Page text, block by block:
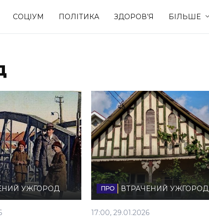
СОЦІУМ ПОЛІТИКА ЗДОРОВ’Я БІЛЬШЕ
УЖГОРОД ВТРАЧЕНИЙ УЖГОРОД
17:00, 29.01.2026